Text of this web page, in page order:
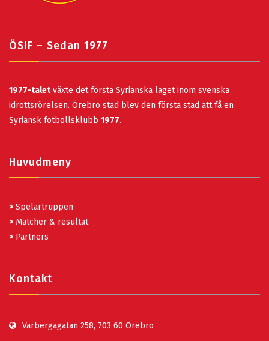
ÖSIF – Sedan 1977
1977-taletväxte det första Syrianska laget inom svenska
idrottsrörelsen. Örebro stad blev den första stad att få en
Syriansk fotbollsklubb 1977.
Huvudmeny
> Spelartruppen
> Matcher & resultat
> Partners
Kontakt
Varbergagatan 258, 703 60 Örebro